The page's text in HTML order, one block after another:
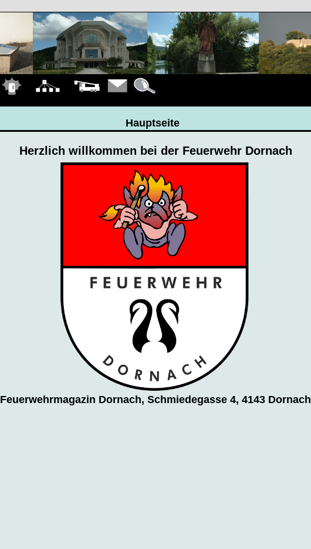
Hauptseite
Herzlich willkommen bei der Feuerwehr Dornach
Feuerwehrmagazin Dornach, Schmiedegasse 4, 4143 Dornach